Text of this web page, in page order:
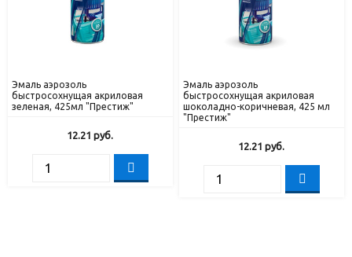
Эмаль аэрозоль
быстросохнущая акриловая
зеленая, 425мл "Престиж"
12.21 руб.
Эмаль аэрозоль
быстросохнущая акриловая
шоколадно-коричневая, 425 мл
"Престиж"
12.21 руб.